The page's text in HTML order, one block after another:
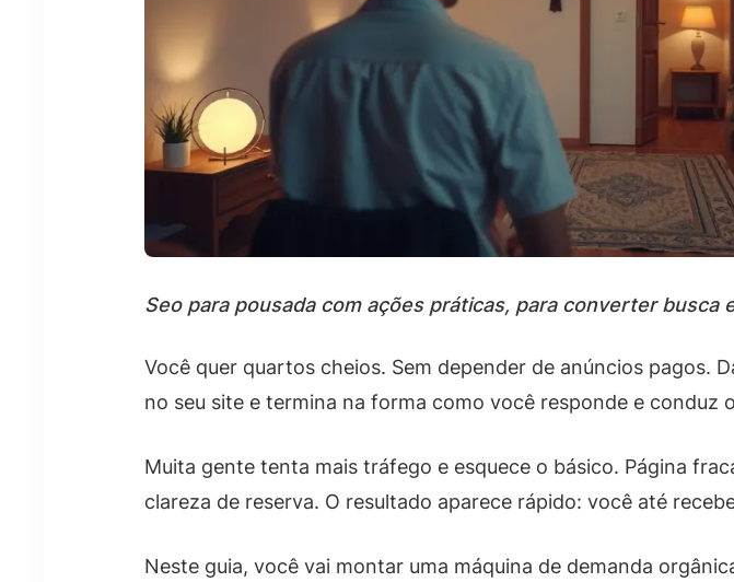
Seo para pousada com ações práticas, para converter busca
Você quer quartos cheios. Sem depender de anúncios pagos.
no seu site e termina na forma como você responde e conduz
Muita gente tenta mais tráfego e esquece o básico. Página
clareza de reserva. O resultado aparece rápido: você até
Neste guia, você vai montar uma máquina de demanda